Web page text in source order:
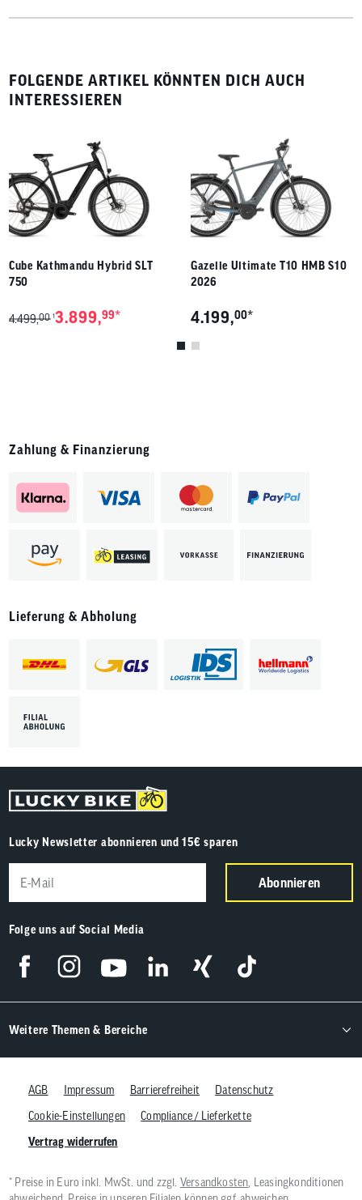
FOLGENDE ARTIKEL KÖNNTEN DICH AUCH
INTERESSIEREN
Cube Kathmandu Hybrid SLT
750
4.499,00 13.899,99*
Gazelle Ultimate T10 HMB S10
2026
4.199,00*
Zahlung & Finanzierung
Lieferung & Abholung
Lucky Newsletter abonnieren und 15€ sparen
Abonnieren
Folge uns auf Social Media
Weitere Themen & Bereiche
AGB Impressum Barrierefreiheit
Datenschutz
Cookie-Einstellungen
Compliance / Lieferkette
Vertrag widerrufen
* Preise in Euro inkl. MwSt. und zzgl. Versandkosten , Leasingkonditionen